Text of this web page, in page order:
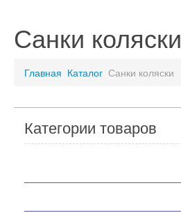
Санки коляски
Главная Каталог Санки коляски
Категории товаров